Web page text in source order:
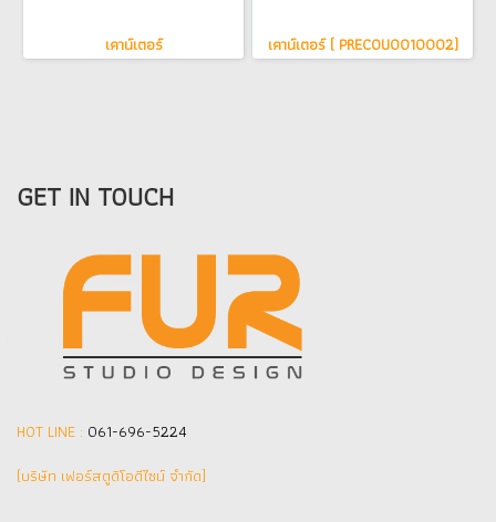
เคาน์เตอร์ เคาน์เตอร์ ( PRECOU0010002)
GET IN TOUCH
HOT LINE : 061-696-5224
(บริษัท เฟอร์สตูดิโอดีไซน์ จำกัด]